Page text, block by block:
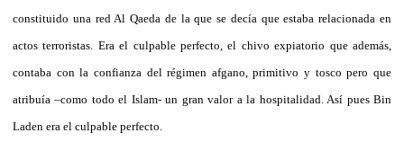
constituido una red Al Qaeda de la que se decía que estaba relacionada en
actos terroristas. Era el culpable perfecto, el chivo expiatorio que además,
contaba con la confianza del régimen afgano, primitivo y tosco pero que
atribuía –como todo el Islam- un gran valor a la hospitalidad. Así pues Bin
Laden era el culpable perfecto.